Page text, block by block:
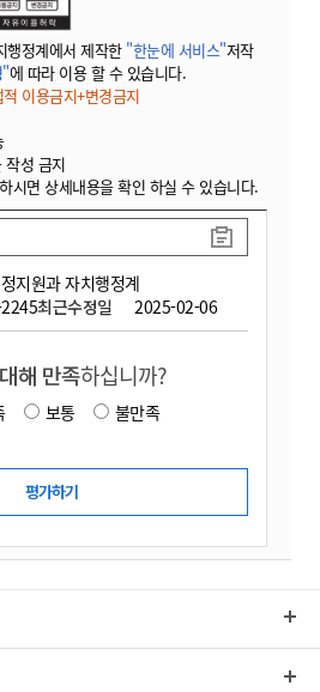
행정계에서 제작한 "한눈에 서비스"저작
에 따라 이용 할 수 있습니다.
이용금지+변경금지
작성 금지
시면 상세내용을 확인 하실 수 있습니다.
지원과 자치행정계
최근수정일 2025-02-06
해 만족하십니까?
보통
불만족